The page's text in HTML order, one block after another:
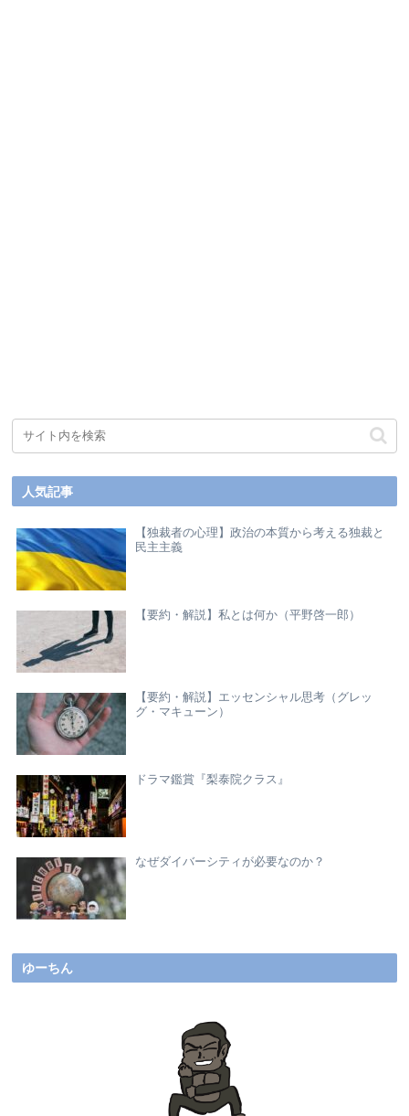
人気記事
【独裁者の心理】政治の本質から考える独裁と
民主主義
【要約・解説】私とは何か（平野啓一郎）
【要約・解説】エッセンシャル思考（グレッ
グ・マキューン）
ドラマ鑑賞『梨泰院クラス』
なぜダイバーシティが必要なのか？
ゆーちん